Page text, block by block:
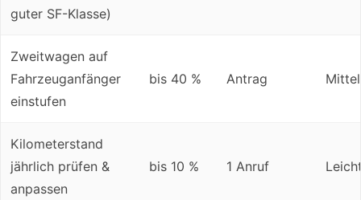
guter SF-Klasse)
Zweitwagen auf
Fahrzeuganfänger
einstufen
bis 40 % Antrag Mittel
Kilometerstand
jährlich prüfen &
anpassen
bis 10 % 1 Anruf